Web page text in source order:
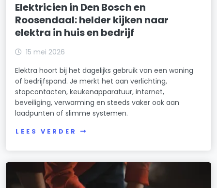
Elektricien in Den Bosch en
Roosendaal: helder kijken naar
elektra in huis en bedrijf
15 mei 2026
Elektra hoort bij het dagelijks gebruik van een woning
of bedrijfspand. Je merkt het aan verlichting,
stopcontacten, keukenapparatuur, internet,
beveiliging, verwarming en steeds vaker ook aan
laadpunten of slimme systemen.
LEES VERDER